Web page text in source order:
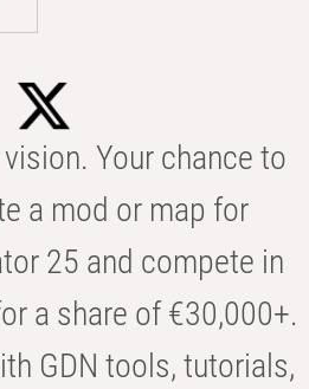
Your chance to
a mod or map for
25 and compete in
a share of €30,000+.
GDN tools, tutorials,